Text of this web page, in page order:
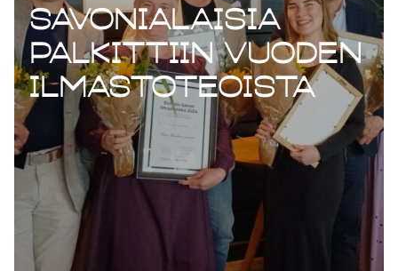
Savonialaisia
palkittiin Vuoden
ilmastoteoista